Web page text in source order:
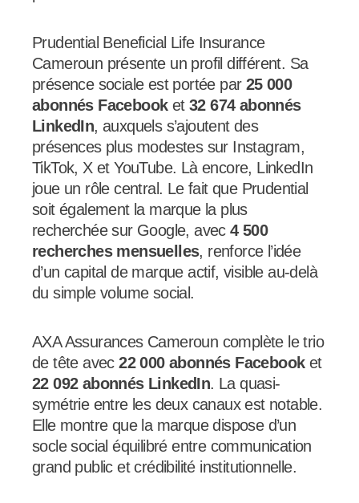
Prudential Beneficial Life Insurance
Cameroun présente un profil différent. Sa
présence sociale est portée par 25 000
abonnés Facebooket32 674 abonnés
LinkedIn, auxquels s’ajoutent des
présences plus modestes sur Instagram,
TikTok, X et YouTube. Là encore, LinkedIn
joue un rôle central. Le fait que Prudential
soit également la marque la plus
recherchée sur Google, avec4 500
recherches mensuelles, renforce l’idée
d’un capital de marque actif, visible au-delà
du simple volume social.
AXA Assurances Cameroun complète le trio
de tête avec22 000 abonnés Facebooket
22 092 abonnés LinkedIn. La quasi-
symétrie entre les deux canaux est notable.
Elle montre que la marque dispose d’un
socle social équilibré entre communication
grand public et crédibilité institutionnelle.